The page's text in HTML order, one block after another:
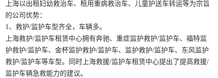
上海以出租妇幼救治车、租用重病救治车、儿童护送车转运等为宗旨
的公司优势：
1、救护/监护车型齐全，车辆多。
上海救护/监护车租赁中心拥有奔驰、重症监护救护/监护车、福特监
护救护/监护车、金杯监护救护/监护车、监护救护/监护车、东风监护
救护/监护车等车型。同时上海救援/监护车租赁中心提出了提高救援/
监护车辆急救能力的建议。